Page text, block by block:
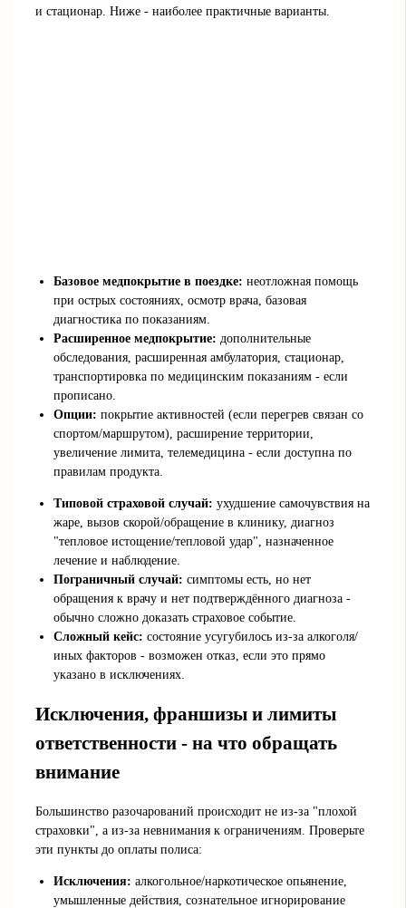
и стационар. Ниже - наиболее практичные варианты.
Базовое медпокрытие в поездке: неотложная помощь
при острых состояниях, осмотр врача, базовая
диагностика по показаниям.
Расширенное медпокрытие: дополнительные
обследования, расширенная амбулатория, стационар,
транспортировка по медицинским показаниям - если
прописано.
Опции: покрытие активностей (если перегрев связан со
спортом/маршрутом), расширение территории,
увеличение лимита, телемедицина - если доступна по
правилам продукта.
Типовой страховой случай: ухудшение самочувствия на
жаре, вызов скорой/обращение в клинику, диагноз
"тепловое истощение/тепловой удар", назначенное
лечение и наблюдение.
Пограничный случай: симптомы есть, но нет
обращения к врачу и нет подтверждённого диагноза -
обычно сложно доказать страховое событие.
Сложный кейс: состояние усугубилось из-за алкоголя/
иных факторов - возможен отказ, если это прямо
указано в исключениях.
Исключения, франшизы и лимиты
ответственности - на что обращать
внимание
Большинство разочарований происходит не из-за "плохой
страховки", а из-за невнимания к ограничениям. Проверьте
эти пункты до оплаты полиса:
Исключения: алкогольное/наркотическое опьянение,
умышленные действия, сознательное игнорирование